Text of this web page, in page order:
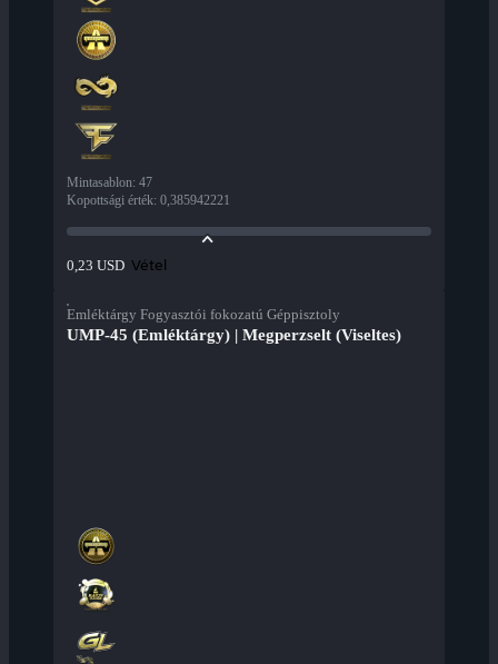
Mintasablon: 47
Kopottsági érték: 0,385942221
0,23 USD Vétel
Emléktárgy Fogyasztói fokozatú Géppisztoly
UMP-45 (Emléktárgy) | Megperzselt (Viseltes)